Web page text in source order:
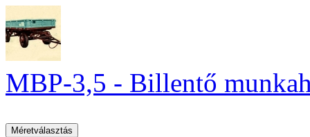
MBP-3,5 - Billentő